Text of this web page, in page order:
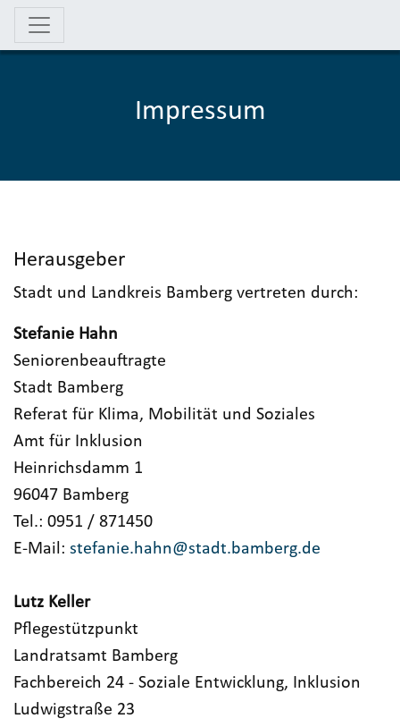
Impressum
Herausgeber
Stadt und Landkreis Bamberg vertreten durch:
Stefanie Hahn
Seniorenbeauftragte
Stadt Bamberg
Referat für Klima, Mobilität und Soziales
Amt für Inklusion
Heinrichsdamm 1
96047 Bamberg
Tel.: 0951 / 871450
E-Mail: stefanie.hahn@stadt.bamberg.de
Lutz Keller
Pflegestützpunkt
Landratsamt Bamberg
Fachbereich 24 - Soziale Entwicklung, Inklusion
Ludwigstraße 23